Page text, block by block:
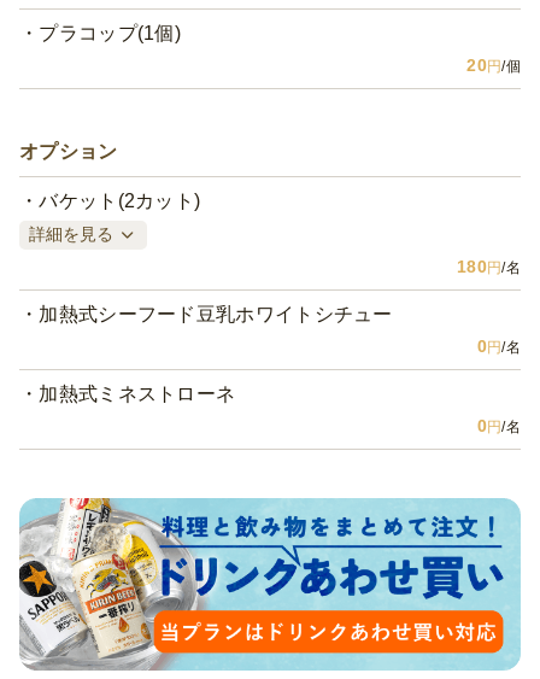
プラコップ(1個)
20円/個
オプション
バケット(2カット)
詳細を見る
180円/名
加熱式シーフード豆乳ホワイトシチュー
0円/名
加熱式ミネストローネ
0円/名